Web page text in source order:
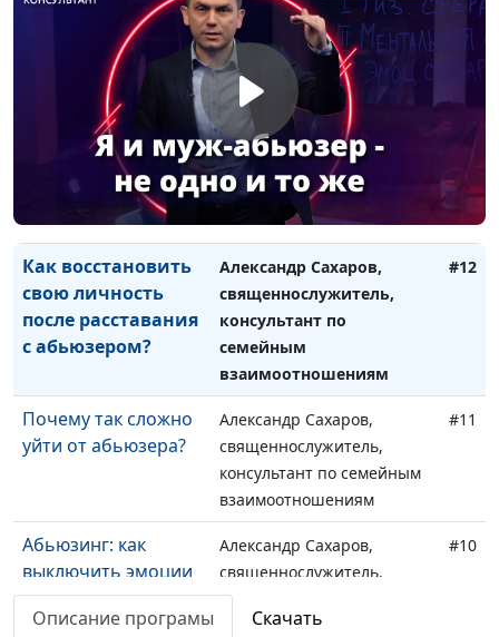
Можно ли спасти
отношения с
абьюзером?
Александр Сахаров,
священнослужитель,
консультант по семейным
взаимоотношениям
#14
Как оправдывают
насилие Библией?
Александр Сахаров,
священнослужитель,
консультант по семейным
взаимоотношениям
#13
Как восстановить
свою личность
после расставания
с абьюзером?
Александр Сахаров,
священнослужитель,
консультант по
семейным
взаимоотношениям
#12
Почему так сложно
уйти от абьюзера?
Александр Сахаров,
священнослужитель,
консультант по семейным
взаимоотношениям
#11
Абьюзинг: как
выключить эмоции
и включить разум
Александр Сахаров,
священнослужитель,
консультант по семейным
взаимоотношениям
#10
Описание програмы Скачать